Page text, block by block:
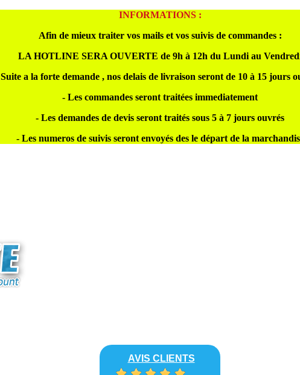
INFORMATIONS :
Afin de mieux traiter vos mails et vos suivis de commandes :
LA HOTLINE SERA OUVERTE de 9h à 12h du Lundi au
Suite a la forte demande , nos delais de livraison seront de 10 à 15 jours
- Les commandes seront traitées immediatement
- Les demandes de devis seront traités sous 5 à 7 jours ouvrés
- Les numeros de suivis seront envoyés des le départ de la
AVIS CLIENTS